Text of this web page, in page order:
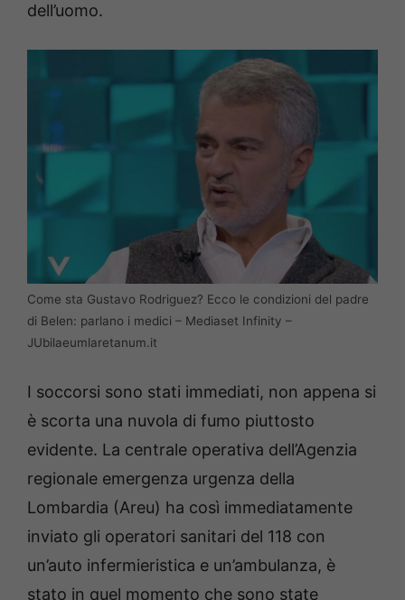
dell’uomo.
Come sta Gustavo Rodriguez? Ecco le condizioni del padre
di Belen: parlano i medici – Mediaset Infinity –
JUbilaeumlaretanum.it
I soccorsi sono stati immediati, non appena si
è scorta una nuvola di fumo piuttosto
evidente. La centrale operativa dell’Agenzia
regionale emergenza urgenza della
Lombardia (Areu) ha così immediatamente
inviato gli operatori sanitari del 118 con
un’auto infermieristica e un’ambulanza, è
stato in quel momento che sono state